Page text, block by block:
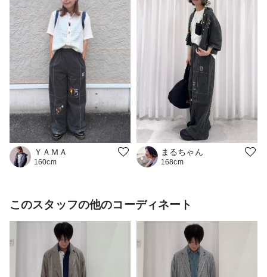
ＹＡＭＡ
160cm
まるちゃん
168cm
このスタッフの他のコーディネート